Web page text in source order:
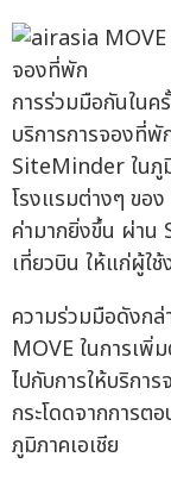
การร่วมมือกันใน
บริการการจองที่
SiteMinder ในภู
โรงแรมต่างๆ ขอ
ค่ามากยิ่งขึ้น ผ่า
เที่ยวบิน ให้แก่ผู้ใ
ความร่วมมือดังก
MOVE ในการเพิ่
ไปกับการให้บริกา
กระโดดจากการต
ภูมิภาคเอเชีย